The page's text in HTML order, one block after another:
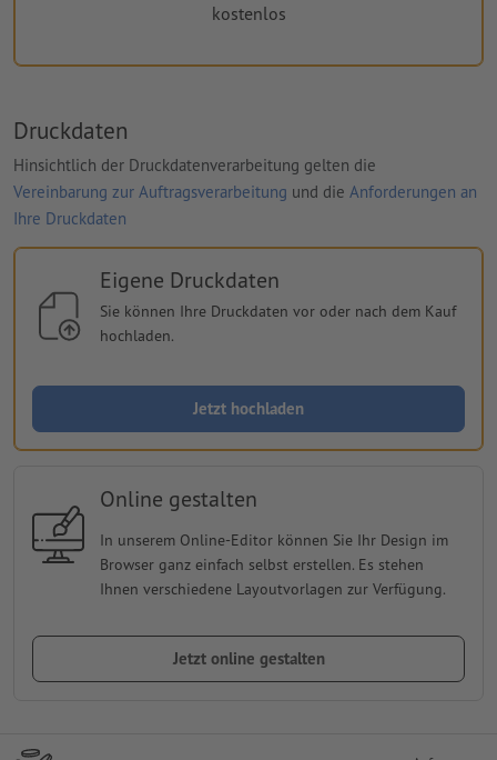
kostenlos
Druckdaten
Hinsichtlich der Druckdatenverarbeitung gelten die
Vereinbarung zur Auftragsverarbeitung und die Anforderungen an
Ihre Druckdaten
Eigene Druckdaten
Sie können Ihre Druckdaten vor oder nach dem Kauf
hochladen.
Jetzt hochladen
Online gestalten
In unserem Online-Editor können Sie Ihr Design im
Browser ganz einfach selbst erstellen. Es stehen
Ihnen verschiedene Layoutvorlagen zur Verfügung.
Jetzt online gestalten